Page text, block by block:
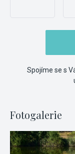
Spojíme se s
Fotogalerie